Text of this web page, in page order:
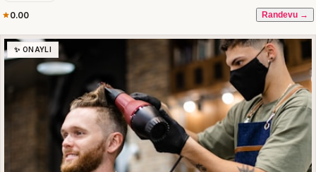
0.00 Randevu →
✨ ONAYLI